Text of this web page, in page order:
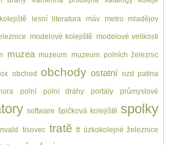
lesní literatura máv metro mladějov
modelové kolejiště modelové velikosti
muzea muzeum muzeum polních železnic
obchod obchody ostatní ozd patina
polní polní dráhy portály průmyslové
software špičková kolejiště spolky
tisovec tratě tt úzkokolejné železnice